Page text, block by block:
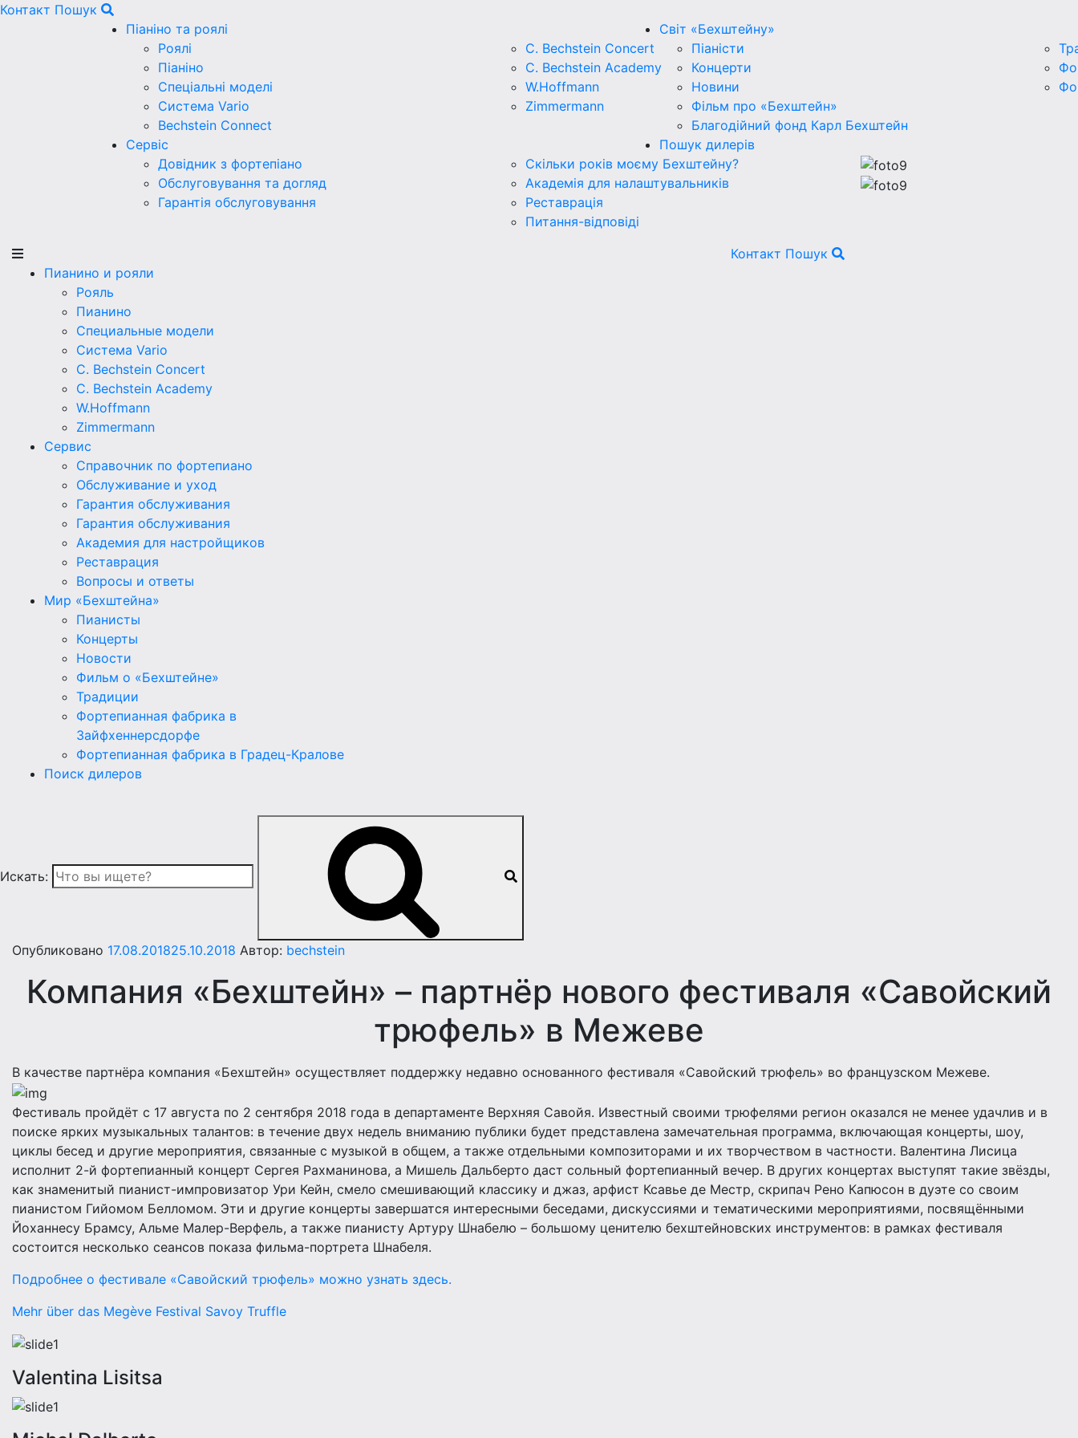
Контакт Пошук
Піаніно та роялі
Роялі
Піаніно
Спеціальні моделі
Система Vario
Bechstein Connect
C. Bechstein Concert
C. Bechstein Academy
W.Hoffmann
Zimmermann
Сервіс
Довідник з фортепіано
Обслуговування та догляд
Гарантія обслуговування
Скільки років моєму Бехштейну?
Академія для налаштувальників
Реставрація
Питання-відповіді
Світ «Бехштейну»
Піаністи
Концерти
Новини
Фільм про «Бехштейн»
Благодійний фонд Карл Бехштейн
Пошук дилерів
Пианино и рояли
Рояль
Пианино
Специальные модели
Система Vario
C. Bechstein Concert
C. Bechstein Academy
W.Hoffmann
Zimmermann
Сервис
Справочник по фортепиано
Обслуживание и уход
Гарантия обслуживания
Гарантия обслуживания
Академия для настройщиков
Реставрация
Вопросы и ответы
Мир «Бехштейна»
Пианисты
Концерты
Новости
Фильм о «Бехштейне»
Традиции
Фортепианная фабрика в
Зайфхеннерсдорфе
Фортепианная фабрика в Градец-Кралове
Поиск дилеров
Контакт Пошук
Искать:
Опубликовано 17.08.201825.10.2018 Автор: bechstein
Компания «Бехштейн» – партнёр нового фестиваля «Савойский
трюфель» в Межеве
В качестве партнёра компания «Бехштейн» осуществляет поддержку недавно основанного фестиваля «Савойский трюфель» во французском Межеве.
Фестиваль пройдёт с 17 августа по 2 сентября 2018 года в департаменте Верхняя Савойя. Известный своими трюфелями регион оказался не менее удачлив и в
поиске ярких музыкальных талантов: в течение двух недель вниманию публики будет представлена замечательная программа, включающая концерты, шоу,
циклы бесед и другие мероприятия, связанные с музыкой в общем, а также отдельными композиторами и их творчеством в частности. Валентина Лисица
исполнит 2-й фортепианный концерт Сергея Рахманинова, а Мишель Дальберто даст сольный фортепианный вечер. В других концертах выступят такие звёзды,
как знаменитый пианист-импровизатор Ури Кейн, смело смешивающий классику и джаз, арфист Ксавье де Местр, скрипач Рено Капюсон в дуэте со своим
пианистом Гийомом Белломом. Эти и другие концерты завершатся интересными беседами, дискуссиями и тематическими мероприятиями, посвящёнными
Йоханнесу Брамсу, Альме Малер-Верфель, а также пианисту Артуру Шнабелю – большому ценителю бехштейновских инструментов: в рамках фестиваля
состоится несколько сеансов показа фильма-портрета Шнабеля.
Подробнее о фестивале «Савойский трюфель» можно узнать здесь.
Mehr über das Megève Festival Savoy Truffle
Valentina Lisitsa